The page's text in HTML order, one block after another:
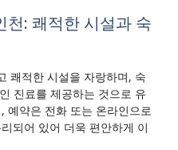
천: 쾌적한 시설과 숙
쾌적한 시설을 자랑하며, 숙
진료를 제공하는 것으로 유
예약은 전화 또는 온라인으로
되어 있어 더욱 편안하게 이